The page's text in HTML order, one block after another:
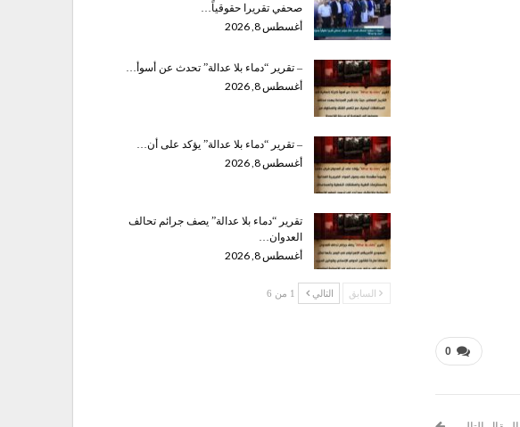
0
صحفي تقريرا حقوقياً…
أغسطس 8, 2026
– تقرير “دماء بلا عدالة” تحدث عن أسوأ…
أغسطس 8, 2026
– تقرير “دماء بلا عدالة” يؤكد على أن…
أغسطس 8, 2026
تقرير “دماء بلا عدالة” يصف جرائم تحالف
العدوان…
أغسطس 8, 2026
السابق التالي 1 من 6